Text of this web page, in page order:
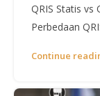
QRIS Statis vs
Perbedaan
Continue